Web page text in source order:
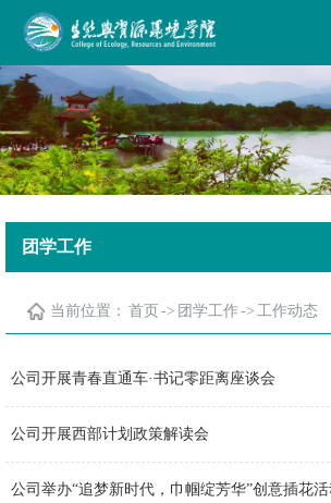
古天乐代言太阳集团·(中国)
团学工作
当前位置： 首页 -> 团学工作-> 工作动态
公司开展青春直通车·书记零距离座谈会
公司开展西部计划政策解读会
公司举办“追梦新时代，巾帼绽芳华”创意插花活